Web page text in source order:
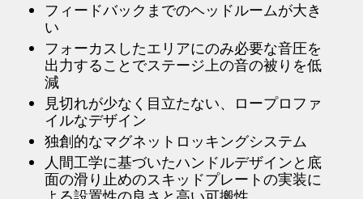
フィードバックまでのヘッドルームが大き
い
フォーカスしたエリアにのみ必要な音圧を
出力することでステージ上の音の被りを低
減
見切れが少なく目立たない、ロープロファ
イルなデザイン
独創的なマグネットロッキングシステム
人間工学に基づいたハンドルデザインと底
面の滑り止めのスキッドプレートの実装に